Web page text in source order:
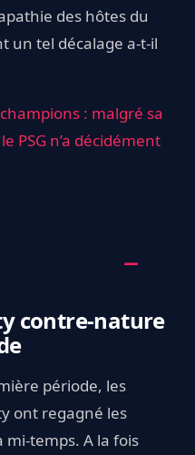
des hôtes du
un tel décalage a-t-il
: malgré sa
PSG n’a décidément
contre-nature
période, les
ont regagné les
mi-temps. A la fois